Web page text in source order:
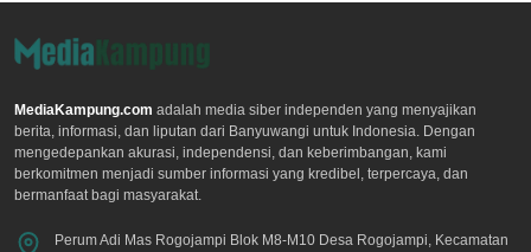
MediaKampung.com adalah media siber independen yang menyajikan
berita, informasi, dan liputan dari Banyuwangi untuk Indonesia. Dengan
mengedepankan akurasi, independensi, dan keberimbangan, kami
berkomitmen menjadi sumber informasi yang kredibel, terpercaya, dan
bermanfaat bagi masyarakat.
Perum Adi Mas Rogojampi Blok M8-M10 Desa Rogojampi, Kecamatan